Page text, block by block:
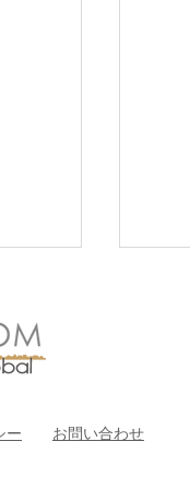
る
ー お問い合わせ